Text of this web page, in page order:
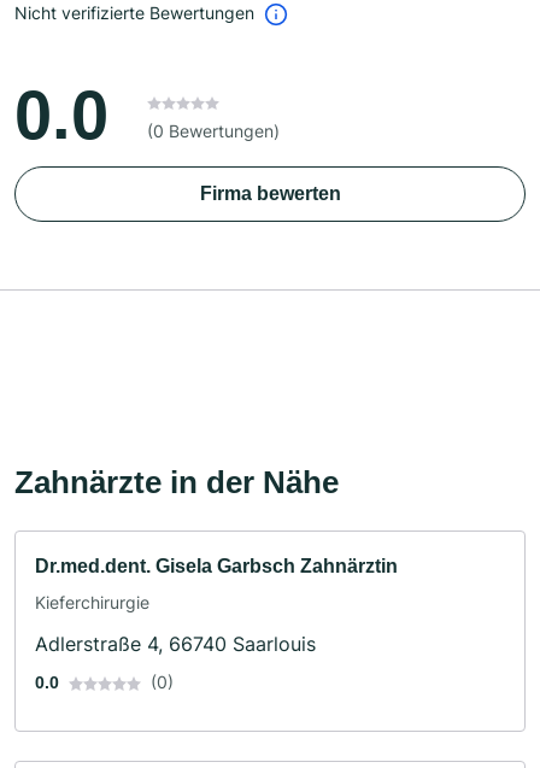
Nicht verifizierte Bewertungen
0.0 (0 Bewertungen)
Firma bewerten
Zahnärzte in der Nähe
Dr.med.dent. Gisela Garbsch Zahnärztin
Kieferchirurgie
Adlerstraße 4, 66740 Saarlouis
0.0 (0)